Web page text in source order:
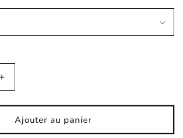
Augmenter
la
quantité
Affiche
Ajouter au panier